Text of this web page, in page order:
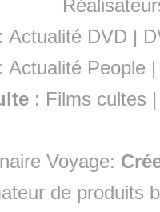
: Actualité DVD |
:Actualité People
: Films cultes
Voyage:
de produits